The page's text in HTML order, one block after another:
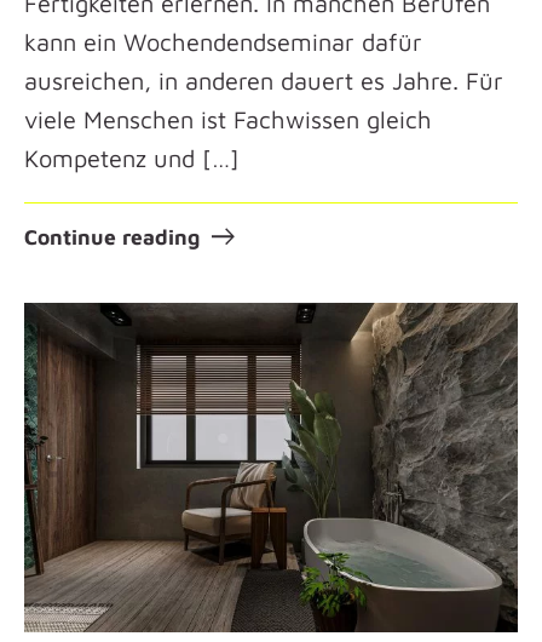
kann ein Wochendendseminar dafür
ausreichen, in anderen dauert es Jahre. Für
viele Menschen ist Fachwissen gleich
Kompetenz und […]
Continue reading